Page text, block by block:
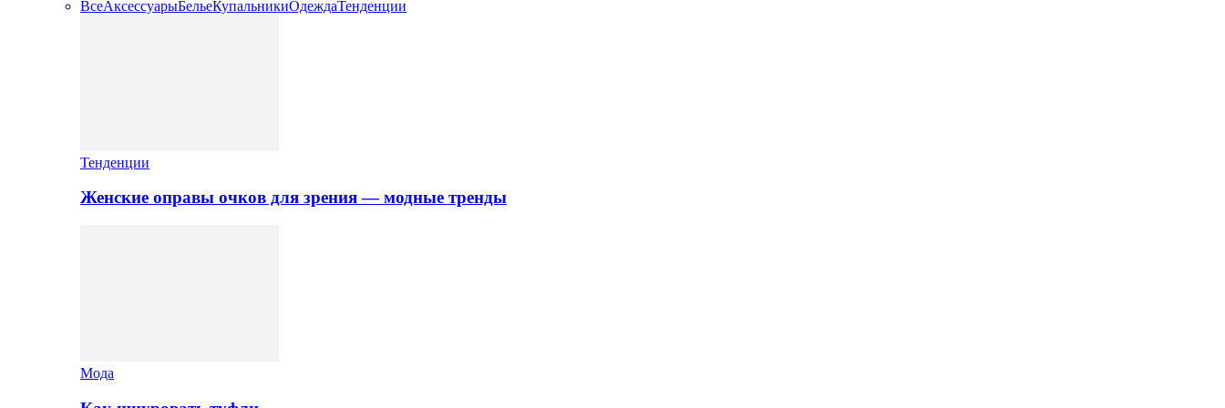
ВсеАксессуарыБельеКупальникиОдеждаТенденции
Тенденции
Женские оправы очков для зрения — модные тренды
Мода